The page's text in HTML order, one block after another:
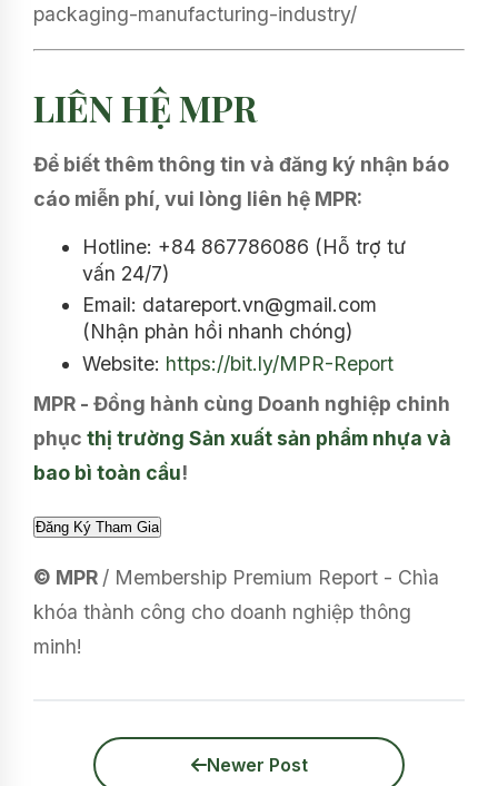
packaging-manufacturing-industry/
LIÊN HỆ MPR
Để biết thêm thông tin và đăng ký nhận báo
cáo miễn phí, vui lòng liên hệ MPR:
Hotline: +84 867786086 (Hỗ trợ tư
vấn 24/7)
Email: datareport.vn@gmail.com
(Nhận phản hồi nhanh chóng)
Website: https://bit.ly/MPR-Report
MPR - Đồng hành cùng Doanh nghiệp chinh
phục thị trường Sản xuất sản phẩm nhựa và
bao bì toàn cầu!
© MPR / Membership Premium Report - Chìa
khóa thành công cho doanh nghiệp thông
minh!
Newer Post